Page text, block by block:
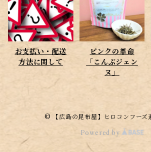
お支払い・配送
方法に関して
ピンクの革命
「こんぶジェン
ヌ」
© 【広島の昆布屋】ヒロコンフーズ
Powered by